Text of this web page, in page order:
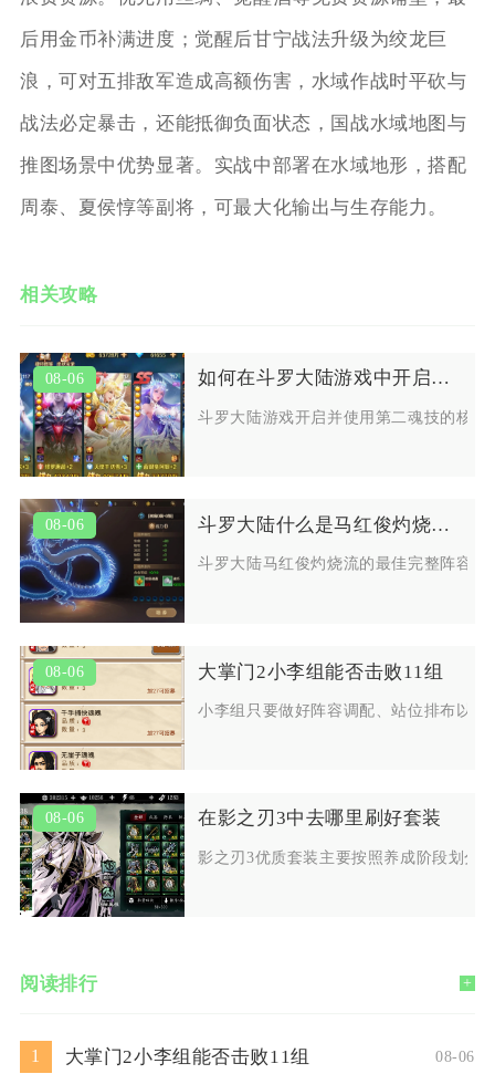
后用金币补满进度；觉醒后甘宁战法升级为绞龙巨
浪，可对五排敌军造成高额伤害，水域作战时平砍与
战法必定暴击，还能抵御负面状态，国战水域地图与
推图场景中优势显著。实战中部署在水域地形，搭配
周泰、夏侯惇等副将，可最大化输出与生存能力。
相关攻略
08-06 如何在斗罗大陆游戏中开启并使用第二魂技
斗罗大陆游戏开启并使用第二魂技的核
08-06 斗罗大陆什么是马红俊灼烧流的最佳阵容
斗罗大陆马红俊灼烧流的最佳完整阵容
08-06 大掌门2小李组能否击败11组
小李组只要做好阵容调配、站位排布以
08-06 在影之刃3中去哪里刷好套装
影之刃3优质套装主要按照养成阶段划分
阅读排行 +
1 大掌门2小李组能否击败11组 08-06